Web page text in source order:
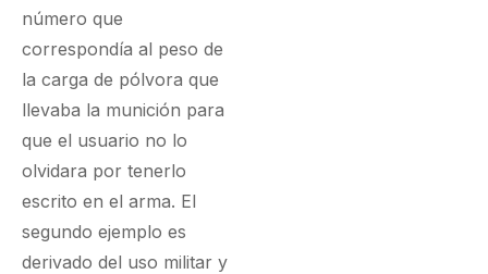
número que
correspondía al peso de
la carga de pólvora que
llevaba la munición para
que el usuario no lo
olvidara por tenerlo
escrito en el arma. El
segundo ejemplo es
derivado del uso militar y